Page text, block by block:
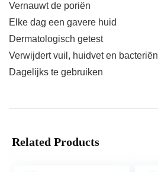
Vernauwt de poriën
Elke dag een gavere huid
Dermatologisch getest
Verwijdert vuil, huidvet en bacteriën
Dagelijks te gebruiken
Related Products